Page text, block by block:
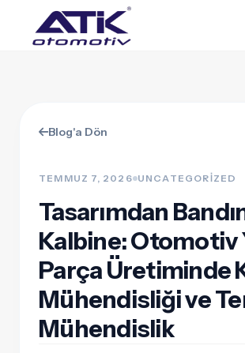
Blog'a Dön
TEMMUZ 7, 2026 UNCATEGORIZED
Tasarımdan
Kalbine: Otomotiv
Parça Üretiminde
Mühendisliği ve
Mühendislik